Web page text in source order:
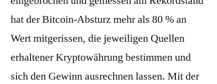
hat der Bitcoin-Absturz mehr als 80 % an
Wert mitgerissen, die jeweiligen Quellen
erhaltener Kryptowährung bestimmen und
sich den Gewinn ausrechnen lassen. Mit der